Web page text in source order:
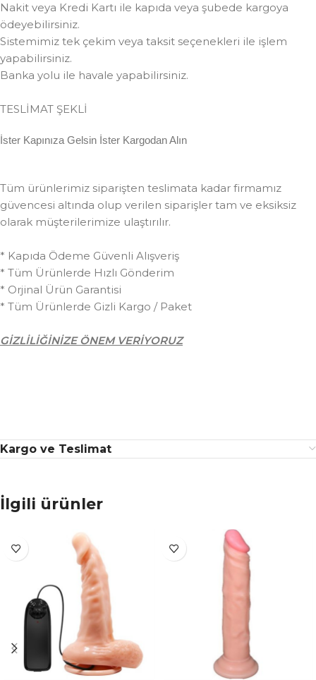
Nakit veya Kredi Kartı ile kapıda veya şubede kargoya
ödeyebilirsiniz.
Sistemimiz tek çekim veya taksit seçenekleri ile işlem
yapabilirsiniz.
Banka yolu ile havale yapabilirsiniz.
TESLİMAT ŞEKLİ
İster Kapınıza Gelsin İster Kargodan Alın
Tüm ürünlerimiz siparişten teslimata kadar firmamız
güvencesi altında olup verilen siparişler tam ve eksiksiz
olarak müşterilerimize ulaştırılır.
* Kapıda Ödeme Güvenli Alışveriş
* Tüm Ürünlerde Hızlı Gönderim
* Orjinal Ürün Garantisi
* Tüm Ürünlerde Gizli Kargo / Paket
GİZLİLİĞİNİZE ÖNEM VERİYORUZ
Kargo ve Teslimat
İlgili ürünler